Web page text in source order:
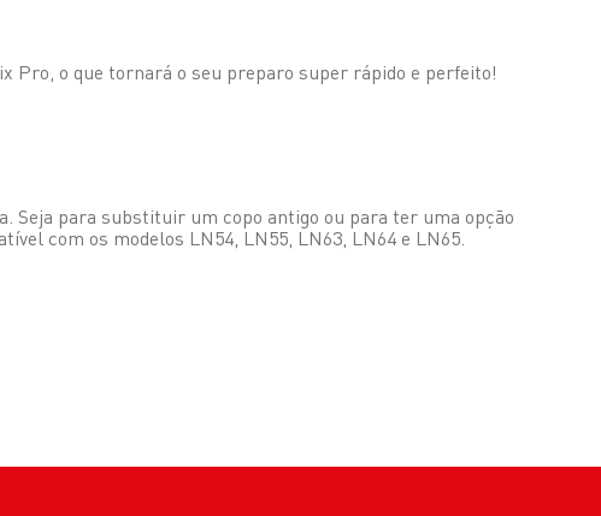
Pro, o que tornará o seu preparo super rápido e perfeito!
Seja para substituir um copo antigo ou para ter uma opção
com os modelos LN54, LN55, LN63, LN64 e LN65.